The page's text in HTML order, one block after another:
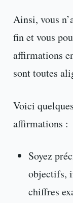
Ainsi, vous
fin et vous
affirmations
sont toutes
Voici
affirmations :
Soyez
objectifs,
chiffres